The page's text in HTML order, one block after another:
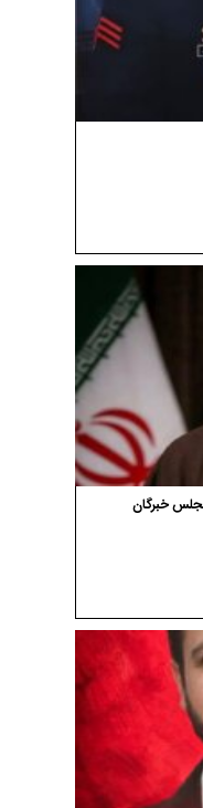
خبرگان